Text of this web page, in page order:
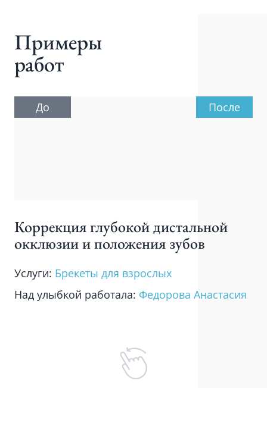
Примеры
работ
До После
Коррекция глубокой дистальной
окклюзии и положения зубов
Услуги: Брекеты для взрослых
Над улыбкой работала: Федорова Анастасия